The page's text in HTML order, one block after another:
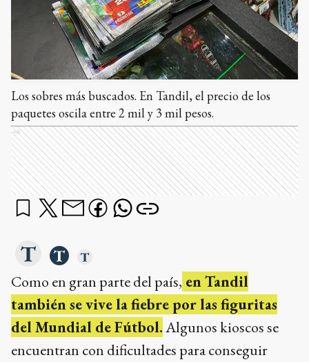
Los sobres más buscados. En Tandil, el precio de los
paquetes oscila entre 2 mil y 3 mil pesos.
Ads
Como en gran parte del país, en Tandil
también se vive la fiebre por las figuritas
del Mundial de Fútbol.Algunos kioscos se
encuentran con dificultades para conseguir